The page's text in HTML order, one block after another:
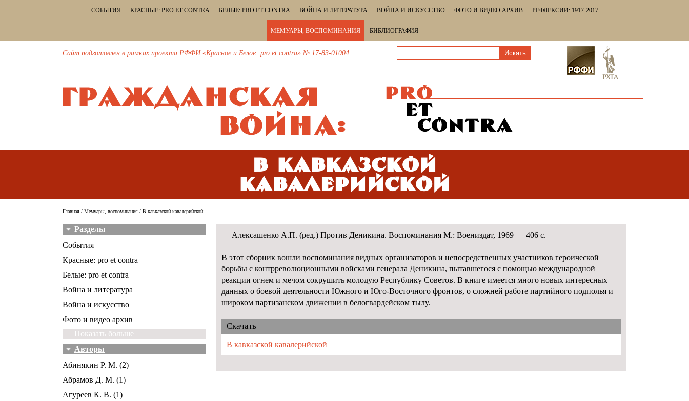
СОБЫТИЯ КРАСНЫЕ: PRO ET CONTRA БЕЛЫЕ: PRO ET CONTRA ВОЙНА И ЛИТЕРАТУРА ВОЙНА И ИСКУССТВО ФОТО И ВИДЕО АРХИВ РЕФЛЕКСИИ: 1917-2017
МЕМУАРЫ, ВОСПОМИНАНИЯ БИБЛИОГРАФИЯ
Сайт подготовлен в рамках проекта РФФИ «Красное и Белое: pro et contra» № 17-83-01004
В кавказской
кавалерийской
Главная / Мемуары, воспоминания / В кавказской кавалерийской
Разделы
События
Красные: pro et contra
Белые: pro et contra
Война и литература
Война и искусство
Фото и видео архив
Показать больше
Авторы
Абинякин Р. М. (2)
Абрамов Д. М. (1)
Агуреев К. В. (1)
Алексашенко А.П. (ред.) Против Деникина. Воспоминания М.: Воениздат, 1969 — 406 с.
В этот сборник вошли воспоминания видных организаторов и непосредственных участников героической
борьбы с контрреволюционными войсками генерала Деникина, пытавшегося с помощью международной
реакции огнем и мечом сокрушить молодую Республику Советов. В книге имеется много новых интересных
данных о боевой деятельности Южного и Юго-Восточного фронтов, о сложней работе партийного подполья и
широком партизанском движении в белогвардейском тылу.
Скачать
В кавказской кавалерийской